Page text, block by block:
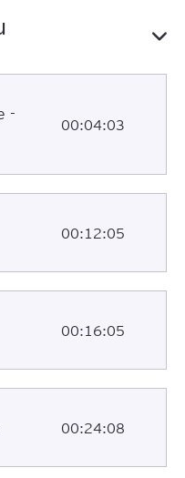
-
00:04:03
00:12:05
00:16:05
00:24:08